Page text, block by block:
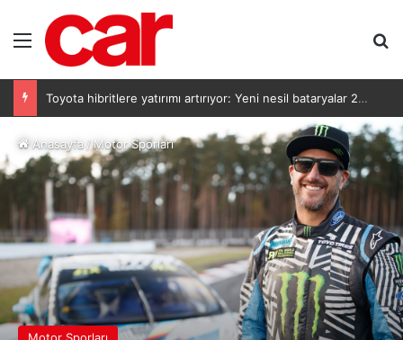
Menü
Toyota hibritlere yatırımı artırıyor: Yeni nesil bataryalar 2027’de geliyor
Anasayfa/Motor Sporları